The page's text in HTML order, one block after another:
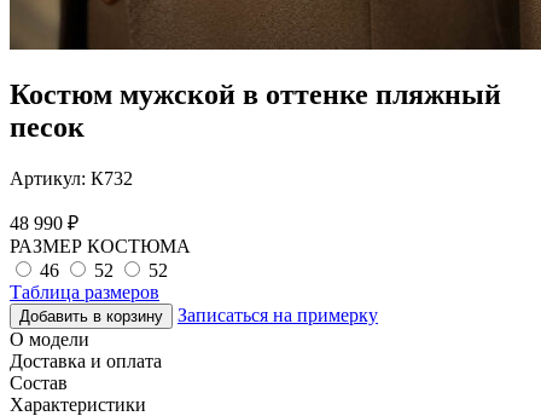
Костюм мужской в оттенке пляжный
песок
Артикул: К732
48 990 ₽
РАЗМЕР КОСТЮМА
46
52
52
Таблица размеров
Добавить в корзину
Записаться на примерку
О модели
Доставка и оплата
Состав
Характеристики